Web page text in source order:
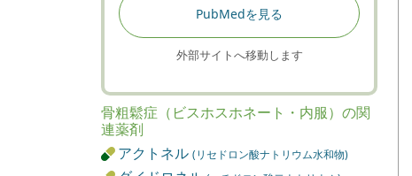
PubMedを見る
外部サイトへ移動します
骨粗鬆症（ビスホスホネート・内服）の関
連薬剤
アクトネル(リセドロン酸ナトリウム水和物)